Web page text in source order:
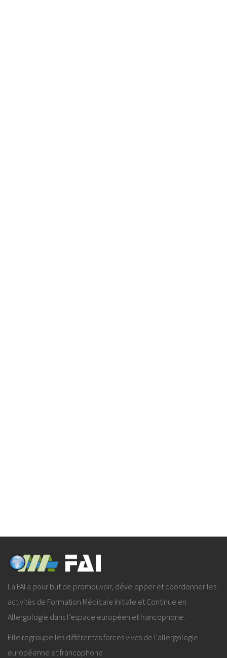
La FAI a pour but de promouvoir, développer et coordonner les
activités de Formation Médicale Initiale et Continue en
Allergologie dans l’espace européen et francophone.
Elle regroupe les différentes forces vives de l'allergologie
européenne et francophone